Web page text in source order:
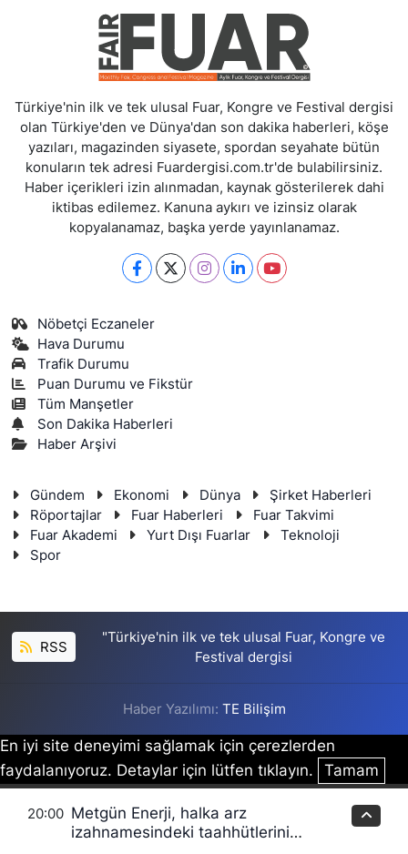
Türkiye'nin ilk ve tek ulusal Fuar, Kongre ve Festival dergisi
olan Türkiye'den ve Dünya'dan son dakika haberleri, köşe
yazıları, magazinden siyasete, spordan seyahate bütün
konuların tek adresi Fuardergisi.com.tr'de bulabilirsiniz.
Haber içerikleri izin alınmadan, kaynak gösterilerek dahi
iktibas edilemez. Kanuna aykırı ve izinsiz olarak
kopyalanamaz, başka yerde yayınlanamaz.
Nöbetçi Eczaneler
Hava Durumu
Trafik Durumu
Puan Durumu ve Fikstür
Tüm Manşetler
Son Dakika Haberleri
Haber Arşivi
Gündem Ekonomi Dünya
Şirket Haberleri
Röportajlar
Fuar Haberleri
Fuar Takvimi
Fuar Akademi
Yurt Dışı Fuarlar
Teknoloji
Spor
RSS
"Türkiye'nin ilk ve tek ulusal Fuar, Kongre ve
Festival dergisi
Haber Yazılımı: TE Bilişim
En iyi site deneyimi sağlamak için çerezlerden
faydalanıyoruz. Detaylar için lütfen tıklayın.
Tamam
20:00 Metgün Enerji, halka arz
izahnamesindeki taahhütlerini